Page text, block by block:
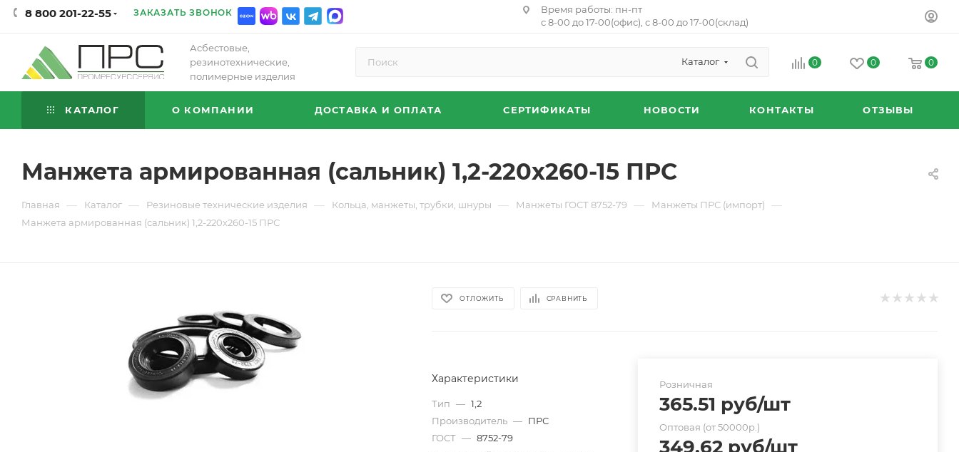
8 800 201-22-55 ЗАКАЗАТЬ ЗВОНОК
Время работы: пн-пт
с 8-00 до 17-00(офис), с 8-00 до 17-00(склад)
Асбестовые,
резинотехнические,
полимерные изделия
Каталог 0 0 0
КАТАЛОГ О КОМПАНИИ ДОСТАВКА И ОПЛАТА СЕРТИФИКАТЫ НОВОСТИ КОНТАКТЫ ОТЗЫВЫ
Манжета армированная (сальник) 1,2-220х260-15 ПРС
Главная — Каталог — Резиновые технические изделия — Кольца, манжеты, трубки, шнуры — Манжеты ГОСТ 8752-79 — Манжеты ПРС (импорт) —
Манжета армированная (сальник) 1,2-220х260-15 ПРС
ОТЛОЖИТЬ СРАВНИТЬ
Характеристики
Тип — 1,2
Производитель — ПРС
ГОСТ — 8752-79
Розничная
365.51 руб/шт
Оптовая (от 50000р.)
349.62 руб/шт